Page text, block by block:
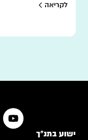
לקריאה
ישוע בתנ"ך